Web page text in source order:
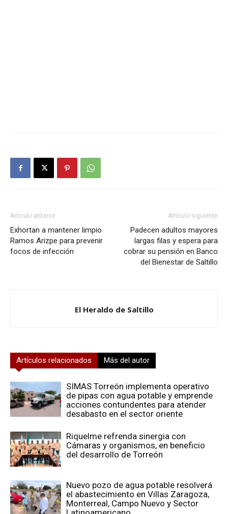
Artículo anterior
Exhortan a mantener limpio
Ramos Arizpe para prevenir
focos de infección
Artículo siguiente
Padecen adultos mayores
largas filas y espera para
cobrar su pensión en Banco
del Bienestar de Saltillo
El Heraldo de Saltillo
Artículos relacionados Más del autor
SIMAS Torreón implementa operativo
de pipas con agua potable y emprende
acciones contundentes para atender
desabasto en el sector oriente
Riquelme refrenda sinergia con
Cámaras y organismos, en beneficio
del desarrollo de Torreón
Nuevo pozo de agua potable resolverá
el abastecimiento en Villas Zaragoza,
Monterreal, Campo Nuevo y Sector